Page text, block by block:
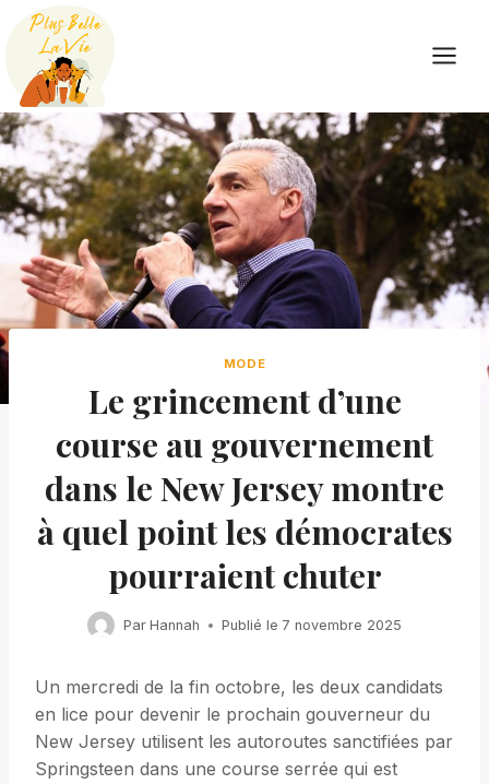
Skip
content
MODE
Le grincement d’une
course au gouvernement
dans le New Jersey montre
à quel point les démocrates
pourraient chuter
Par Hannah Publié le 7 novembre 2025
Un mercredi de la fin octobre, les deux candidats
en lice pour devenir le prochain gouverneur du
New Jersey utilisent les autoroutes sanctifiées par
Springsteen dans une course serrée qui est